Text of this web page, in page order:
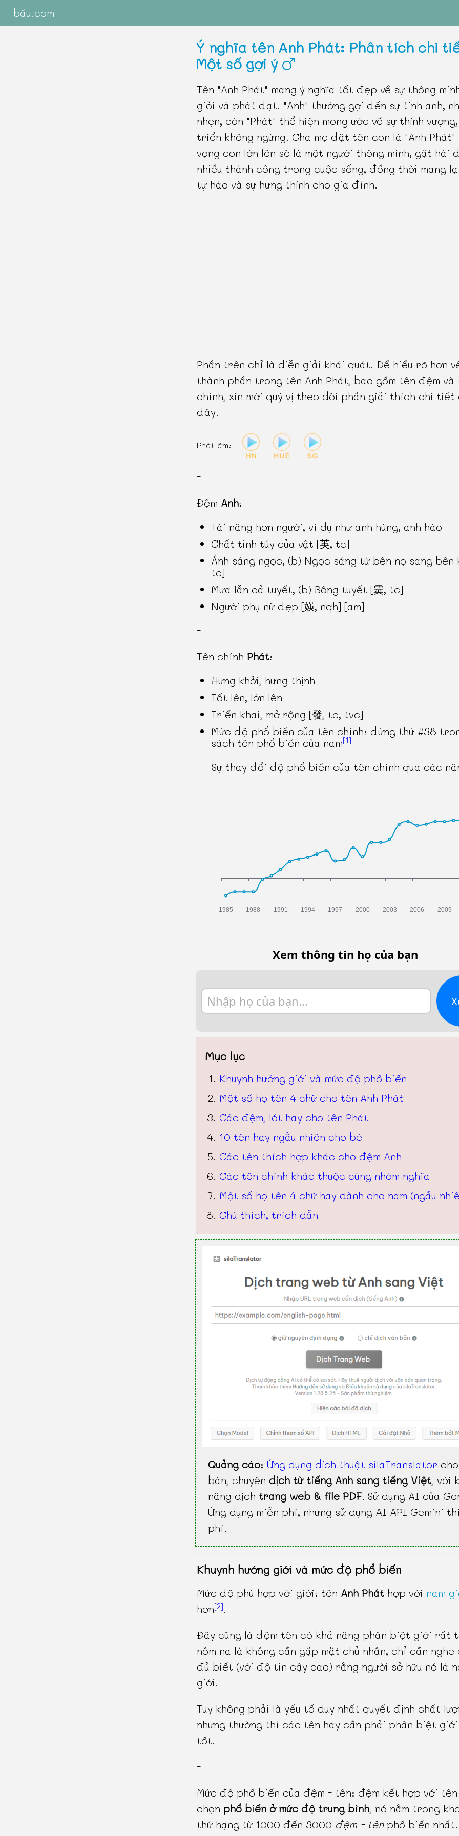
bầu.com
Ý nghĩa tên Anh Phát: Phân tích chi
Một số gợi ý
Tên "Anh Phát" mang ý nghĩa tốt đẹp về sự thông
giỏi và phát đạt. "Anh" thường gợi đến sự tinh anh,
nhẹn, còn "Phát" thể hiện mong ước về sự thịnh
triển không ngừng. Cha mẹ đặt tên con là "Anh Phát"
vọng con lớn lên sẽ là một người thông minh, gặt hái
nhiều thành công trong cuộc sống, đồng thời mang
tự hào và sự hưng thịnh cho gia đình.
Phần trên chỉ là diễn giải khái quát. Để hiểu rõ hơn
thành phần trong tên Anh Phát, bao gồm tên đệm và
chính, xin mời quý vị theo dõi phần giải thích chi tiết
đây.
Phát âm:
-
Đệm Anh:
Tài năng hơn người, ví dụ như anh hùng, anh hào
Chất tinh túy của vật [英, tc]
Ánh sáng ngọc, (b) Ngọc sáng từ bên nọ sang bên
tc]
Mưa lẫn cả tuyết, (b) Bông tuyết [霙, tc]
Người phụ nữ đẹp [媖, nqh] [am]
-
Tên chính Phát:
Hưng khởi, hưng thịnh
Tốt lên, lớn lên
Triển khai, mở rộng [發, tc, tvc]
Mức độ phổ biến của tên chính: đứng thứ #38
sách tên phổ biến của nam[1]
Sự thay đổi độ phổ biến của tên chính qua các
Xem thông tin họ của bạn
Mục lục
Khuynh hướng giới và mức độ phổ biến
Một số họ tên 4 chữ cho tên Anh Phát
Các đệm, lót hay cho tên Phát
10 tên hay ngẫu nhiên cho bé
Các tên thích hợp khác cho đệm Anh
Các tên chính khác thuộc cùng nhóm nghĩa
Một số họ tên 4 chữ hay dành cho nam (ngẫu
Chú thích, trích dẫn
Quảng cáo: Ứng dụng dịch thuật silaTranslator
bàn, chuyên dịch từ tiếng Anh sang tiếng Việt, với
năng dịch trang web & file PDF. Sử dụng AI của
Ứng dụng miễn phí, nhưng sử dụng AI API Gemini
phí.
Khuynh hướng giới và mức độ phổ biến
Mức độ phù hợp với giới: tên Anh Phát hợp với nam
hơn[2].
Đây cũng là đệm tên có khả năng phân biệt giới rất
nôm na là không cần gặp mặt chủ nhân, chỉ cần nghe
đủ biết (với độ tin cậy cao) rằng người sở hữu nó là
giới.
Tuy không phải là yếu tố duy nhất quyết định chất
nhưng thường thì các tên hay cần phải phân biệt
tốt.
-
Mức độ phổ biến của đệm - tên: đệm kết hợp với
chọn phổ biến ở mức độ trung bình, nó nằm trong
thứ hạng từ 1000 đến 3000 đệm - tênphổ biến nhất.